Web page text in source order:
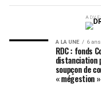
A LA UNE 6
RDC : fonds
distanciation
soupçon de
« mégestion